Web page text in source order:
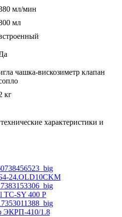
мл/мин
мл
чашка-вискозиметр клапан
кг
характеристики и
24.OLD10CKM
TC-SY 400 P
ЭКРП-410/1.8